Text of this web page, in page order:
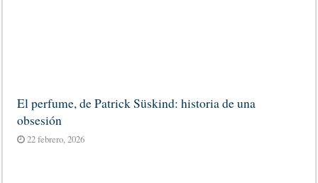
El perfume, de Patrick Süskind: historia de una
obsesión
22 febrero, 2026